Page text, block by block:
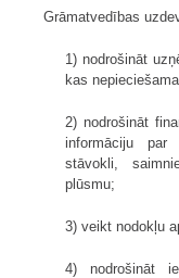
Grāmatvedības
1) nodrošināt
kas
2) nodrošināt
informāciju par
stāvokli,
plūsmu;
3) veikt nodokļu
4) nodrošināt